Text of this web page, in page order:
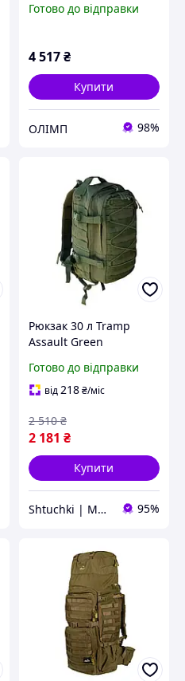
Готово до відправки
4 517₴
Купити
ОЛІМП 98%
Рюкзак 30 л Tramp
Assault Green
Готово до відправки
від 218₴/міс
2 181 ₴
2 510 ₴
Купити
Shtuchki | Магазин корисних штучок 95%